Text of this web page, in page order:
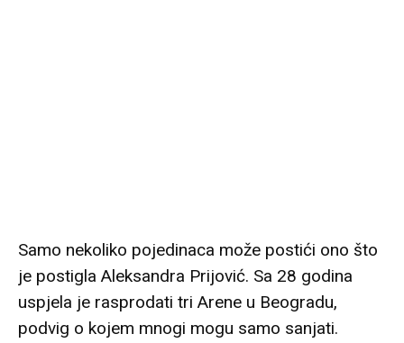
Samo nekoliko pojedinaca može postići ono što
je postigla Aleksandra Prijović. Sa 28 godina
uspjela je rasprodati tri Arene u Beogradu,
podvig o kojem mnogi mogu samo sanjati.